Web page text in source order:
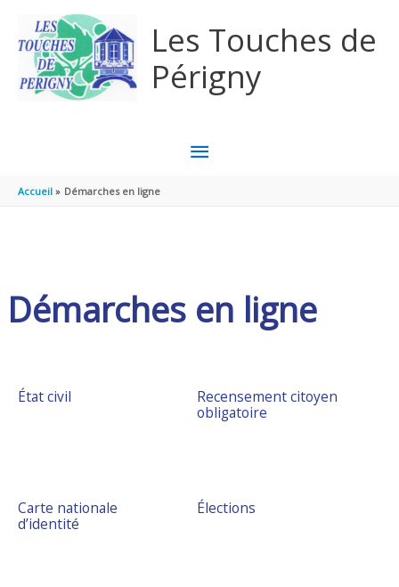
Les Touches de
Périgny
MENU
Accueil Démarches en ligne
Démarches en ligne
État civil
Recensement citoyen
obligatoire
Carte nationale
d’identité
Élections